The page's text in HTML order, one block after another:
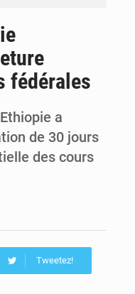
Congo-RDC : Brazzaville et Kinshasa renforcent leur coopération en faveur de la jeunesse
fédérales
a
de 30 jours
des cours
Tweetez!